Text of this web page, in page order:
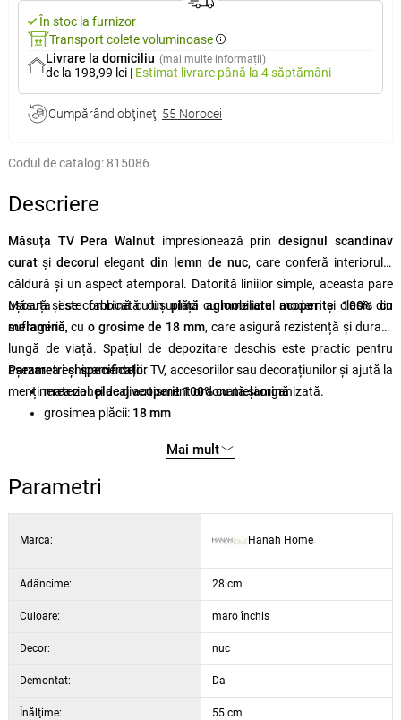
În stoc la furnizor
Transport colete voluminoase
Livrare la domiciliu (mai multe informații)
de la 198,99 lei | Estimat livrare până la 4 săptămâni
Cumpărând obţineţi 55 Norocei
Codul de catalog: 815086
Descriere
Măsuța TV Pera Walnutimpresionează prin designul scandinav
curatși decorul elegant din lemn de nuc, care conferă interiorului
căldură și un aspect atemporal. Datorită liniilor simple, aceasta pare
ușoară și se combină cu ușurință cu mobilierul modern și clasic din
sufragerie.
Măsuța este fabricată dinplăci aglomerate acoperite 100% cu
melamină, cu o grosime de 18 mm, care asigură rezistență și durată
lungă de viață. Spațiul de depozitare deschis este practic pentru
așezarea echipamentelor TV, accesoriilor sau decorațiunilor și ajută la
menținerea zonei de divertisment ordonată și organizată.
Parametri și specificații:
material:placaj acoperit 100% cu melamină
grosimea plăcii: 18 mm
Mai mult
Parametri
Marca: Hanah Home
Adâncime: 28 cm
Culoare: maro închis
Decor: nuc
Demontat: Da
Înălţime: 55 cm